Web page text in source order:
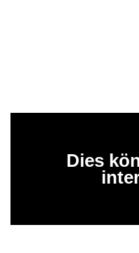
Dies